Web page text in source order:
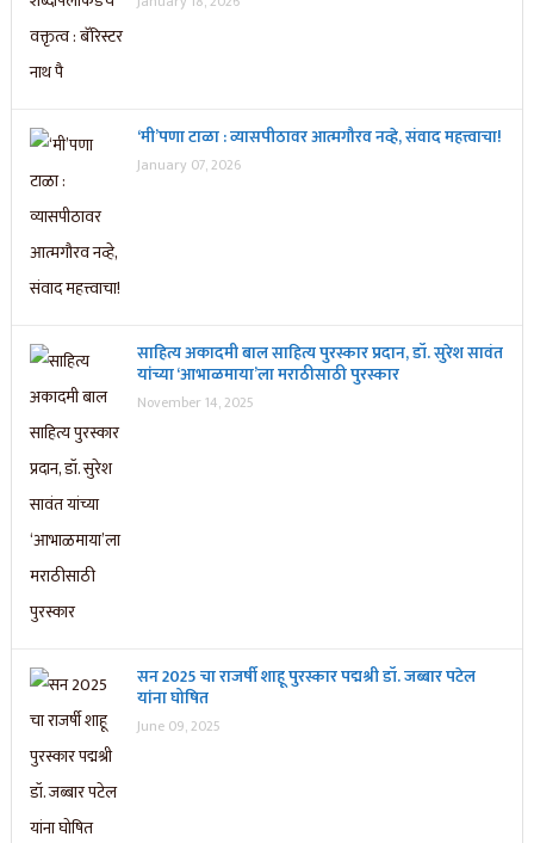
‘मी’पणा टाळा : व्यासपीठावर आत्मगौरव नव्हे, संवाद महत्त्वाचा!
January 07, 2026
साहित्य अकादमी बाल साहित्य पुरस्कार प्रदान, डॉ. सुरेश सावंत
यांच्या ‘आभाळमाया’ला मराठीसाठी पुरस्कार
November 14, 2025
सन 2025 चा राजर्षी शाहू पुरस्कार प‌द्मश्री डॉ. जब्बार पटेल
यांना घोषित
June 09, 2025